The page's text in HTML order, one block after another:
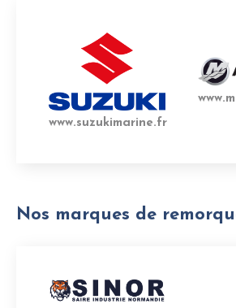
www.suzukimarine.fr
Nos marques de